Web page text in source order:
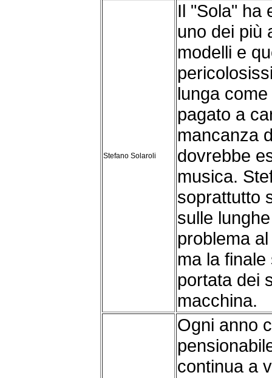
Stefano Solaroli
Il "Sola" ha
uno dei più
modelli e
lunga
pagato a
mancanza
dovrebbe
musica.
soprattutto
sulle
problema
ma la
portata dei
macchina.
Ogni anno
continua a